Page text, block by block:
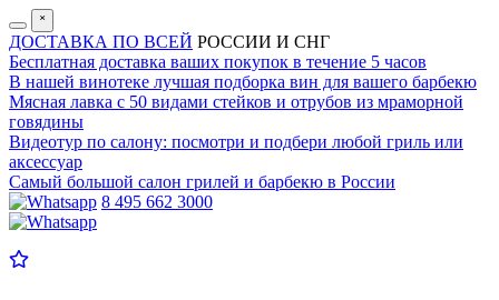
˟
ДОСТАВКА ПО ВСЕЙ РОССИИ И СНГ
Бесплатная доставка ваших покупок в течение 5 часов
В нашей винотеке лучшая подборка вин для вашего барбекю
Мясная лавка с 50 видами стейков и отрубов из мраморной
говядины
Видеотур по салону: посмотри и подбери любой гриль или
аксессуар
Самый большой салон грилей и барбекю в России
8 495 662 3000